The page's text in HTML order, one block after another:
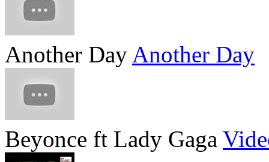
Another Day Another Day
Beyonce ft Lady Gaga